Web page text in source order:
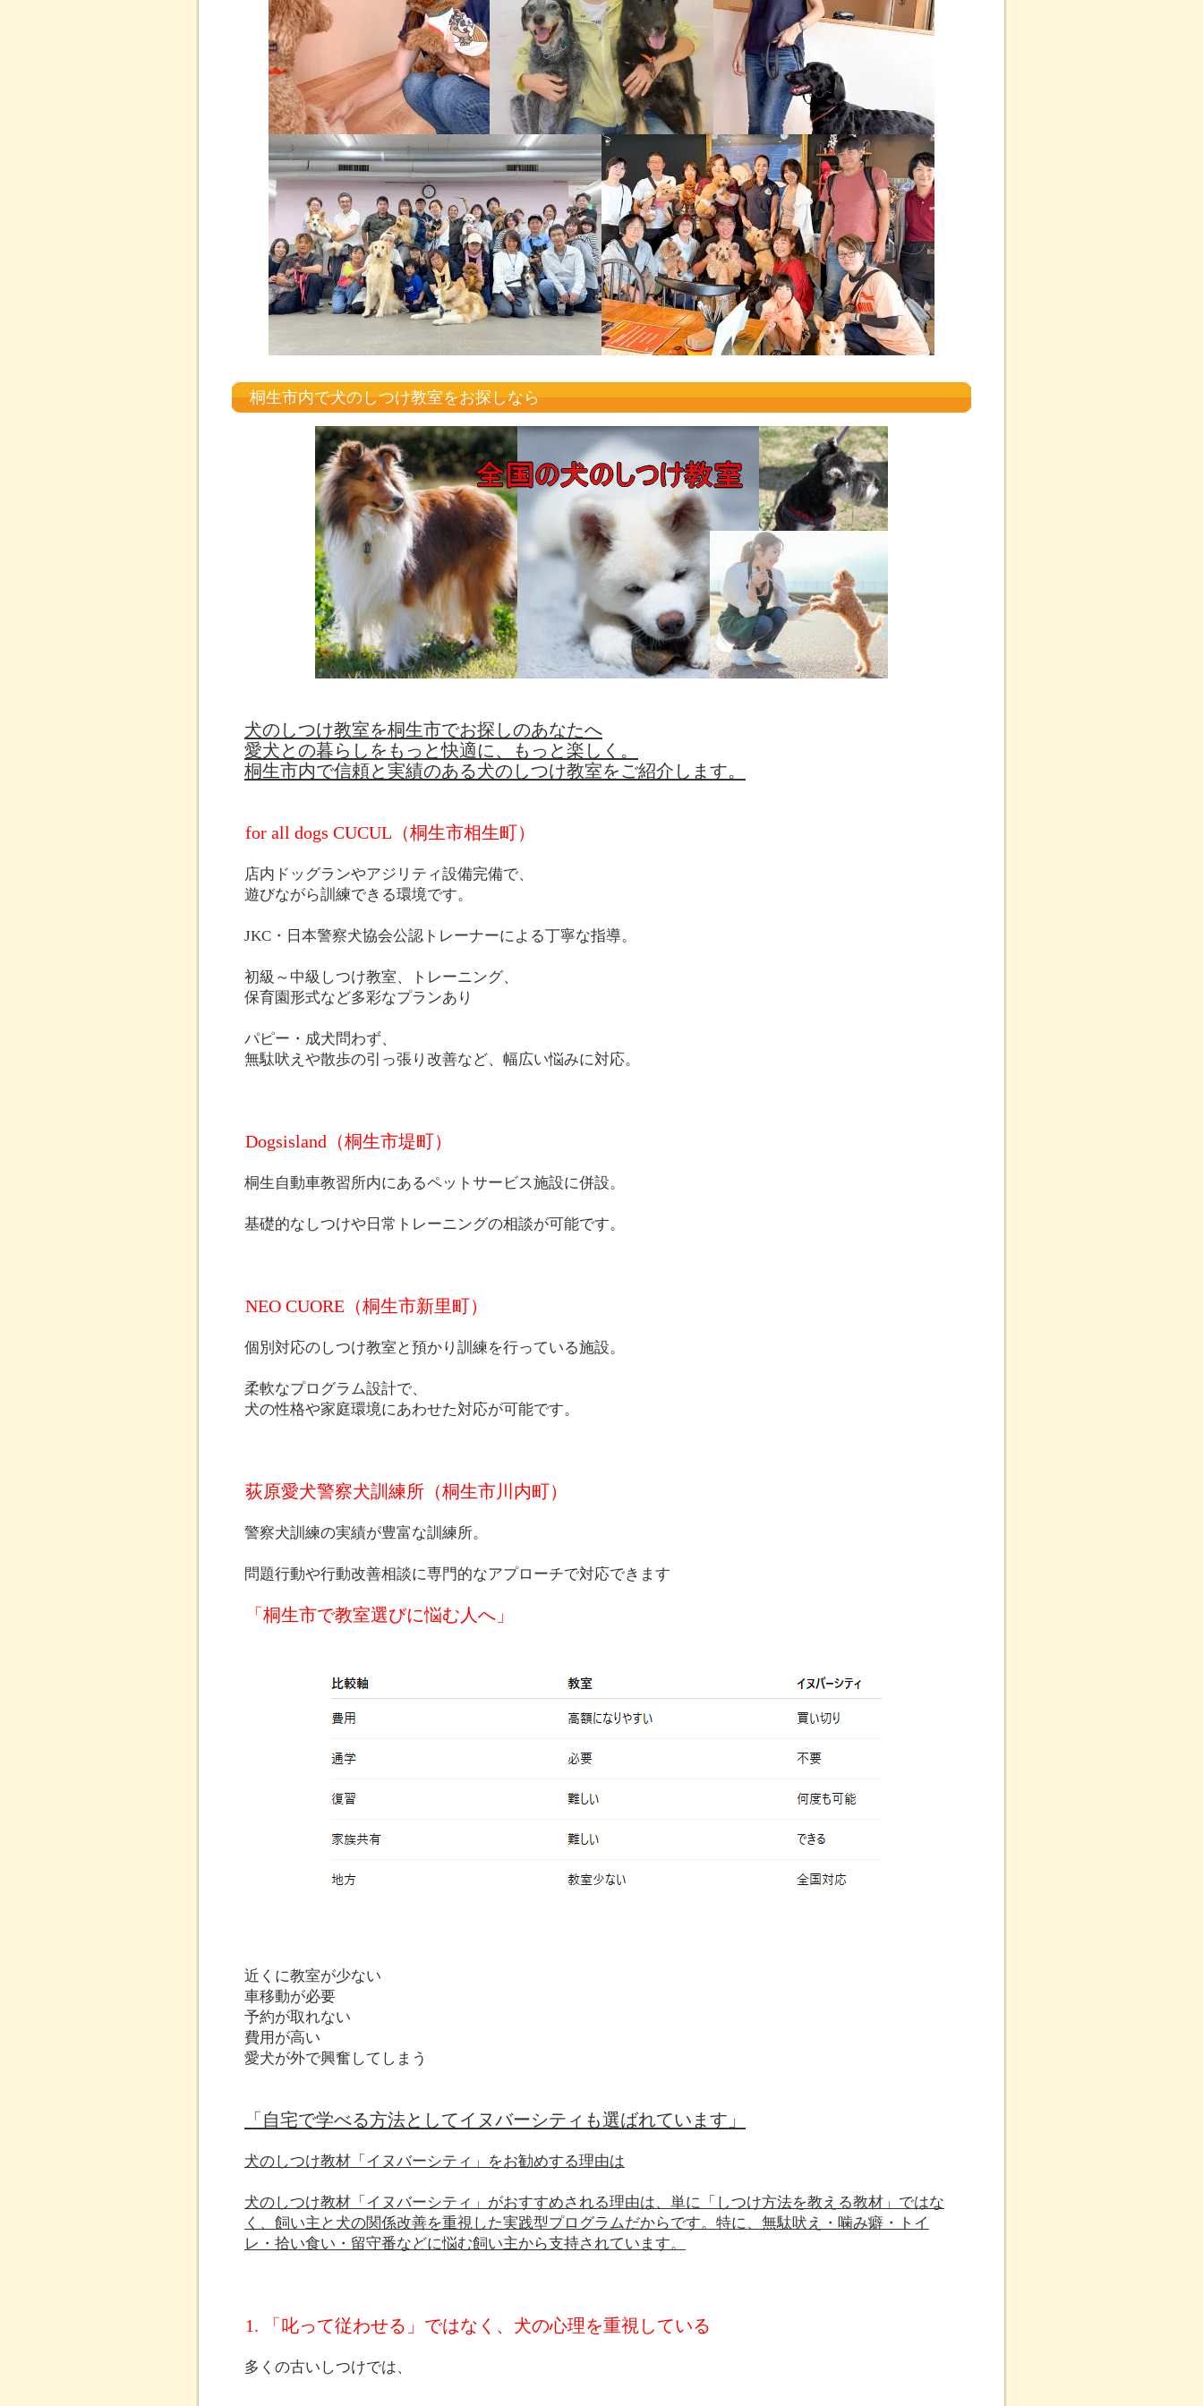
桐生市内で犬のしつけ教室をお探しなら
犬のしつけ教室を桐生市でお探しのあなたへ
愛犬との暮らしをもっと快適に、もっと楽しく。
桐生市内で信頼と実績のある犬のしつけ教室をご紹介します。
for all dogs CUCUL（桐生市相生町）
店内ドッグランやアジリティ設備完備で、
遊びながら訓練できる環境です。
JKC・日本警察犬協会公認トレーナーによる丁寧な指導。
初級～中級しつけ教室、トレーニング、
保育園形式など多彩なプランあり
パピー・成犬問わず、
無駄吠えや散歩の引っ張り改善など、幅広い悩みに対応。
Dogsisland（桐生市堤町）
桐生自動車教習所内にあるペットサービス施設に併設。
基礎的なしつけや日常トレーニングの相談が可能です。
NEO CUORE（桐生市新里町）
個別対応のしつけ教室と預かり訓練を行っている施設。
柔軟なプログラム設計で、
犬の性格や家庭環境にあわせた対応が可能です。
荻原愛犬警察犬訓練所（桐生市川内町）
警察犬訓練の実績が豊富な訓練所。
問題行動や行動改善相談に専門的なアプローチで対応できます
「桐生市で教室選びに悩む人へ」
近くに教室が少ない
車移動が必要
予約が取れない
費用が高い
愛犬が外で興奮してしまう
「自宅で学べる方法としてイヌバーシティも選ばれています」
犬のしつけ教材「イヌバーシティ」をお勧めする理由は
犬のしつけ教材「イヌバーシティ」がおすすめされる理由は、単に「しつけ方法を教える教材」ではな
く、飼い主と犬の関係改善を重視した実践型プログラムだからです。特に、無駄吠え・噛み癖・トイ
レ・拾い食い・留守番などに悩む飼い主から支持されています。
1. 「叱って従わせる」ではなく、犬の心理を重視している
多くの古いしつけでは、